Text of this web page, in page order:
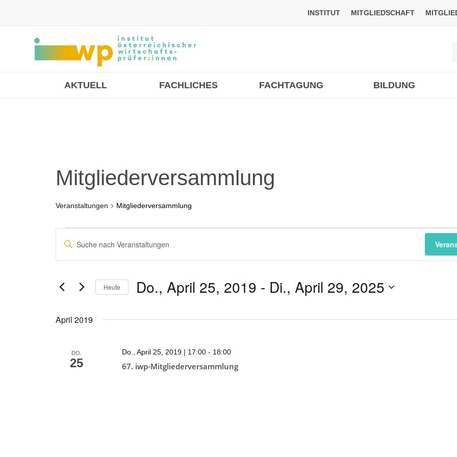
INSTITUT MITGLIEDSCHAFT
AKTUELL FACHLICHES FACHTAGUNG BILDUNG
Mitgliederversammlung
Veranstaltungen Mitgliederversammlung
Suche
und
Ansichten,
Navigation
Bitte
nach
Heute Do., April 25, 2019 - Di., April 29, 2025
April 2019
DO.
25 67. iwp-Mitgliederversammlung
Do., April 25, 2019 | 17:00 - 18:00